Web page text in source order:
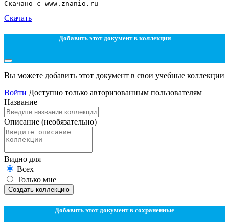
Скачать
Добавить этот документ в коллекции
Вы можете добавить этот документ в свои учебные коллекции
Войти Доступно только авторизованным пользователям
Название
Описание (необязательно)
Видно для
Всех
Только мне
Создать коллекцию
Добавить этот документ в сохраненные